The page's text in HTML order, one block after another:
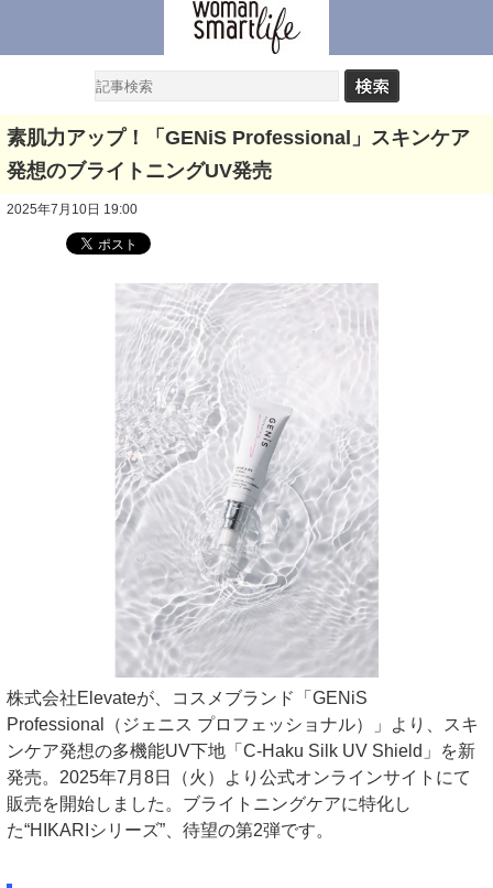
素肌力アップ！「GENiS Professional」スキンケア
発想のブライトニングUV発売
2025年7月10日 19:00
株式会社Elevateが、コスメブランド「GENiS
Professional（ジェニス プロフェッショナル）」より、スキ
ンケア発想の多機能UV下地「C-Haku Silk UV Shield」を新
発売。2025年7月8日（火）より公式オンラインサイトにて
販売を開始しました。ブライトニングケアに特化し
た“HIKARIシリーズ”、待望の第2弾です。